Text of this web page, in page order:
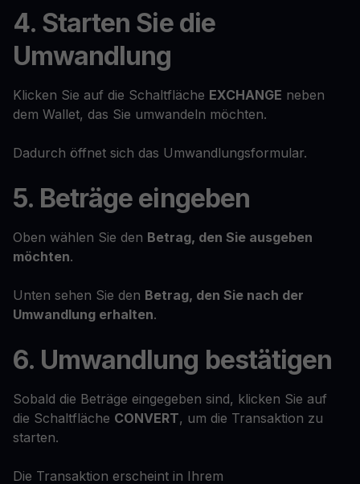
4. Starten Sie die
Umwandlung
Klicken Sie auf die Schaltfläche EXCHANGE neben
dem Wallet, das Sie umwandeln möchten.
Dadurch öffnet sich das Umwandlungsformular.
5. Beträge eingeben
Oben wählen Sie den Betrag, den Sie ausgeben
möchten.
Unten sehen Sie den Betrag, den Sie nach der
Umwandlung erhalten.
6. Umwandlung bestätigen
Sobald die Beträge eingegeben sind, klicken Sie auf
die Schaltfläche CONVERT, um die Transaktion zu
starten.
Die Transaktion erscheint in Ihrem